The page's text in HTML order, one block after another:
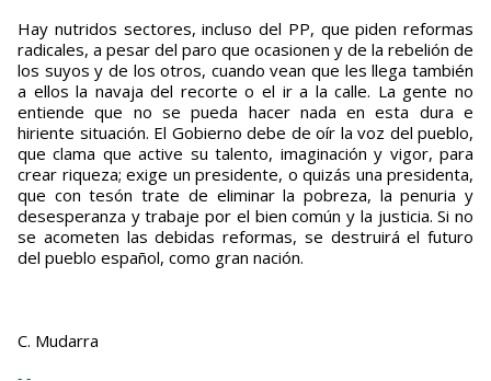
Hay nutridos sectores, incluso del PP, que piden reformas
radicales, a pesar del paro que ocasionen y de la rebelión de
los suyos y de los otros, cuando vean que les llega también
a ellos la navaja del recorte o el ir a la calle. La gente no
entiende que no se pueda hacer nada en esta dura e
hiriente situación. El Gobierno debe de oír la voz del pueblo,
que clama que active su talento, imaginación y vigor, para
crear riqueza; exige un presidente, o quizás una presidenta,
que con tesón trate de eliminar la pobreza, la penuria y
desesperanza y trabaje por el bien común y la justicia. Si no
se acometen las debidas reformas, se destruirá el futuro
del pueblo español, como gran nación.
C. Mudarra